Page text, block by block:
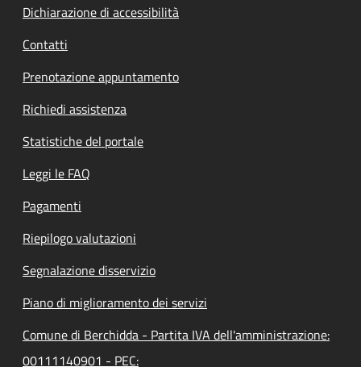
Dichiarazione di accessibilità
Contatti
Prenotazione appuntamento
Richiedi assistenza
Statistiche del portale
Leggi le FAQ
Pagamenti
Riepilogo valutazioni
Segnalazione disservizio
Piano di miglioramento dei servizi
Comune di Berchidda - Partita IVA dell'amministrazione:
00111140901 - PEC: